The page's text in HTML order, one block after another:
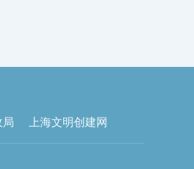
上海文明创建网